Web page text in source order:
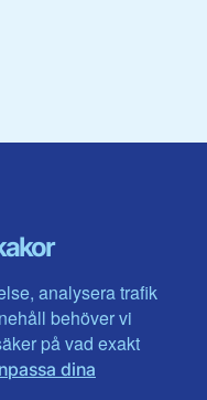
analysera trafik
behöver vi
på vad exakt
dina
län
Götaland
län